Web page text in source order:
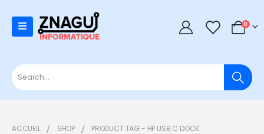
0 0
ACCUEIL SHOP PRODUCT TAG - HP USB C DOCK